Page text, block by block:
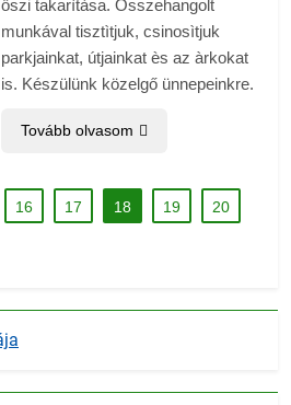
őszi takarìtàsa. Összehangolt
munkával tisztìtjuk, csinosìtjuk
parkjainkat, útjainkat ès az àrkokat
is. Készülünk közelgő ünnepeinkre.
Tovább olvasom
16 17 18 19 20